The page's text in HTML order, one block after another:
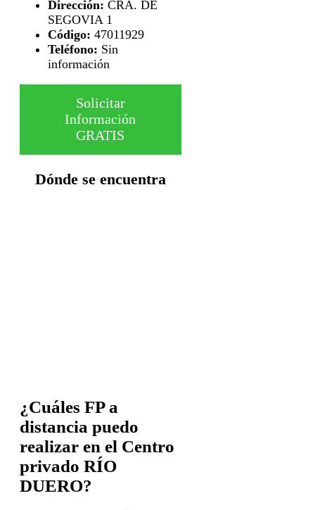
Dirección: CRA. DE
SEGOVIA 1
Código: 47011929
Teléfono: Sin
información
Solicitar
Información
GRATIS
Dónde se encuentra
¿Cuáles FP a
distancia puedo
realizar en el Centro
privado RÍO
DUERO?